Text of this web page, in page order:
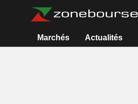
Marchés Actualités